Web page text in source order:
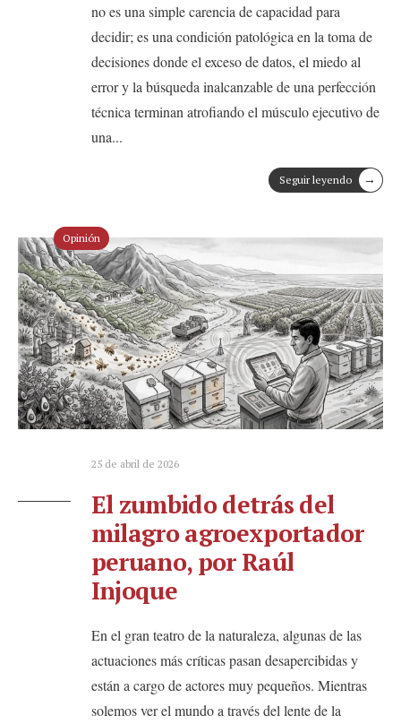
no es una simple carencia de capacidad para
decidir; es una condición patológica en la toma de
decisiones donde el exceso de datos, el miedo al
error y la búsqueda inalcanzable de una perfección
técnica terminan atrofiando el músculo ejecutivo de
una...
Seguir leyendo →
Opinión
25 de abril de 2026
El zumbido detrás del
milagro agroexportador
peruano, por Raúl
Injoque
En el gran teatro de la naturaleza, algunas de las
actuaciones más críticas pasan desapercibidas y
están a cargo de actores muy pequeños. Mientras
solemos ver el mundo a través del lente de la